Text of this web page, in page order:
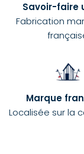
Savoir-faire
Fabrication
Marque
Localisée sur la